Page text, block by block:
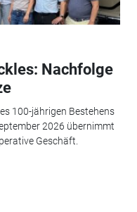
Nachfolge
100-jährigen Bestehens
2026 übernimmt
Geschäft.